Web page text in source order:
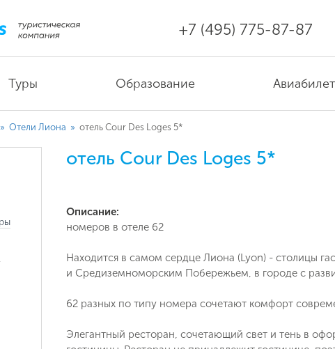
+7 (495) 775-87-87
Туры Образование
» Отели Лиона » отель Cour Des Loges 5*
отель Cour Des Loges 5*
Описание:
номеров в отеле 62
Находится в самом сердце Лиона (Lyon) - столицы
и Средиземноморским Побережьем, в городе с
62 разных по типу номера сочетают комфорт
Элегантный ресторан, сочетающий свет и тень в